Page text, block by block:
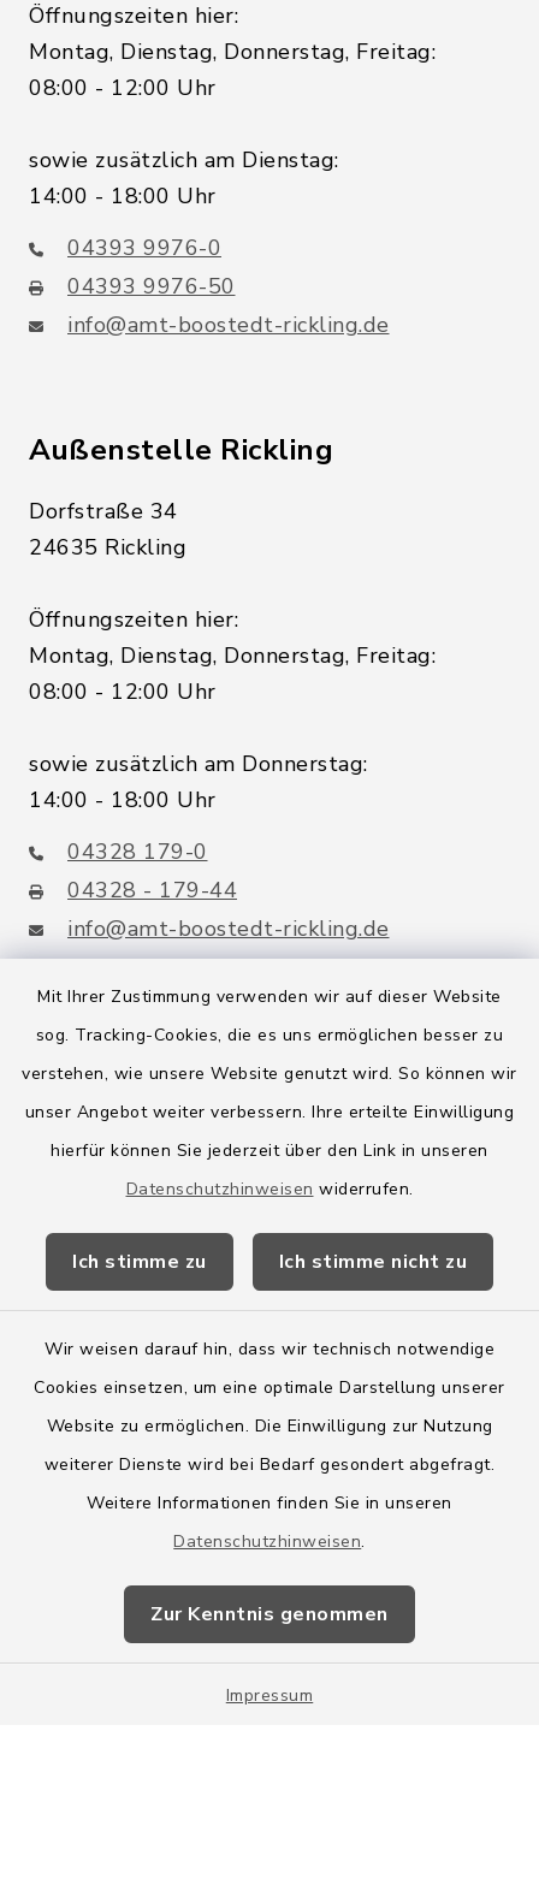
Mit Ihrer Zustimmung verwenden wir auf dieser Website
sog. Tracking-Cookies, die es uns ermöglichen besser zu
verstehen, wie unsere Website genutzt wird. So können wir
unser Angebot weiter verbessern. Ihre erteilte Einwilligung
hierfür können Sie jederzeit über den Link in unseren
Datenschutzhinweisen widerrufen.
Ich stimme zu Ich stimme nicht zu
Wir weisen darauf hin, dass wir technisch notwendige
Cookies einsetzen, um eine optimale Darstellung unserer
Website zu ermöglichen. Die Einwilligung zur Nutzung
weiterer Dienste wird bei Bedarf gesondert abgefragt.
Weitere Informationen finden Sie in unseren
Datenschutzhinweisen.
Zur Kenntnis genommen
Impressum
Öffnungszeiten hier:
Montag, Dienstag, Donnerstag, Freitag:
08:00 - 12:00 Uhr
sowie zusätzlich am Dienstag:
14:00 - 18:00 Uhr
04393 9976-0
04393 9976-50
info@amt-boostedt-rickling.de
Außenstelle Rickling
Dorfstraße 34
24635 Rickling
Öffnungszeiten hier:
Montag, Dienstag, Donnerstag, Freitag:
08:00 - 12:00 Uhr
sowie zusätzlich am Donnerstag:
14:00 - 18:00 Uhr
04328 179-0
04328 - 179-44
info@amt-boostedt-rickling.de
Quicklinks
Amt Boostedt-Rickling
Amtsbroschüre
Wege-Zweckverband
Barrierefreiheit
Impressum
Sitemap